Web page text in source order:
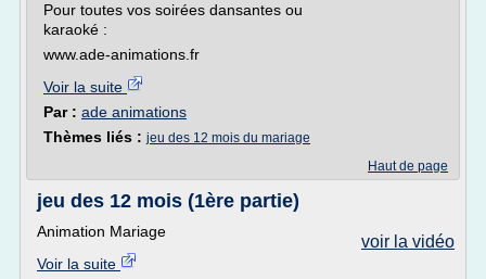
Pour toutes vos soirées dansantes ou
karaoké :
www.ade-animations.fr
Voir la suite
Par : ade animations
Thèmes liés : jeu des 12 mois du mariage
Haut de page
jeu des 12 mois (1ère partie)
voir la vidéo
Animation Mariage
Voir la suite